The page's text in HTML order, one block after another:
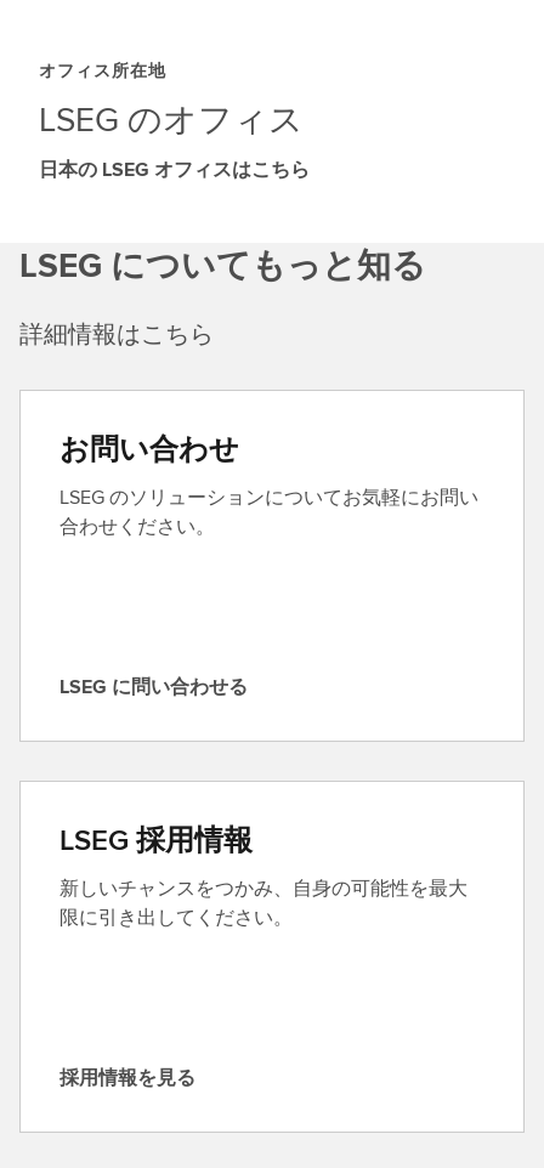
オフィス所在地
LSEG のオフィス
日本の LSEG オフィスはこちら
LSEG についてもっと知る
詳細情報はこちら
お問い合わせ
LSEG のソリューションについてお気軽にお問い
合わせください。
L
G
問
い
合
わ
LSEG に問い合わせる
LSEG 採用情報
新しいチャンスをつかみ、自身の可能性を最大
限に引き出してください。
採
採用情報を見る